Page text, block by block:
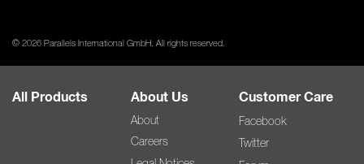
© 2026 Parallels International GmbH. All rights reserved.
All Products About Us
About
Careers
Customer Care
Facebook
Twitter